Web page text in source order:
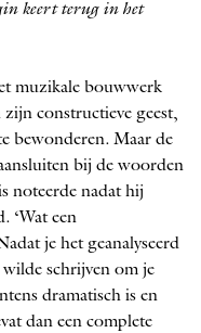
keert terug in het
muzikale bouwwerk
constructieve geest,
bewonderen. Maar de
bij de woorden
noteerde nadat hij
‘Wat een
je het geanalyseerd
schrijven om je
dramatisch is en
dan een complete